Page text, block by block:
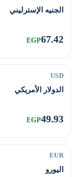
الجنيه الإسترليني
67.42
EGP
USD
الدولار الأمريكي
49.93
EGP
EUR
اليورو